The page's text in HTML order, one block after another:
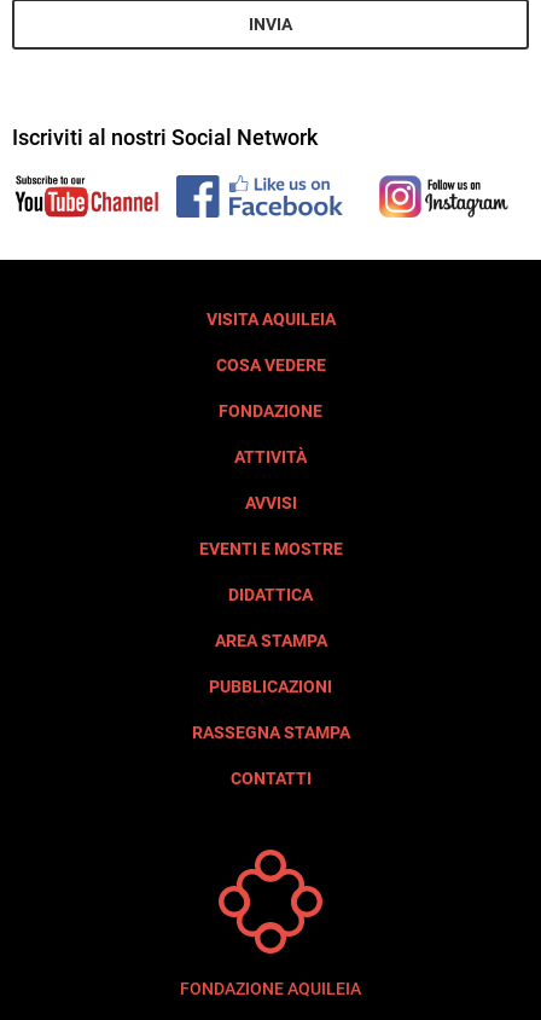
INVIA
Iscriviti al nostri Social Network
VISITA AQUILEIA
COSA VEDERE
FONDAZIONE
ATTIVITÀ
AVVISI
EVENTI E MOSTRE
DIDATTICA
AREA STAMPA
PUBBLICAZIONI
RASSEGNA STAMPA
CONTATTI
FONDAZIONE AQUILEIA